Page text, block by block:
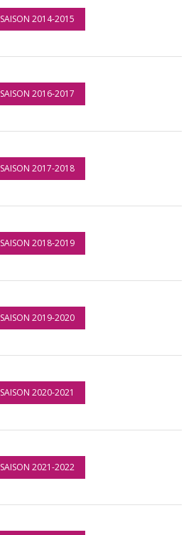
SAISON 2014-2015
SAISON 2016-2017
SAISON 2017-2018
SAISON 2018-2019
SAISON 2019-2020
SAISON 2020-2021
SAISON 2021-2022